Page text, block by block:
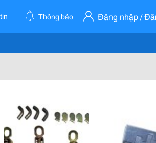
Thông báo Đăng nhập /